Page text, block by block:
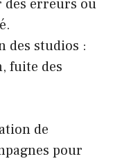
des erreurs ou
des studios :
fuite des
de
pour